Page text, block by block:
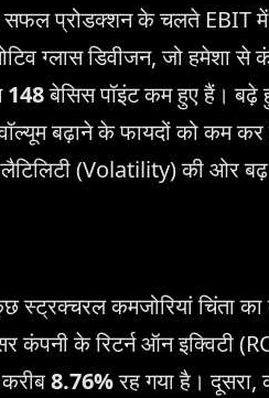
सफल प्रोडक्शन के चलते EBIT में
ग्लास डिवीजन, जो हमेशा से
148बेसिस पॉइंट कम हुए हैं।
बढ़ाने के फायदों को कम
(Volatility) की ओर बढ़
कमजोरियां चिंता का
के रिटर्न ऑन इक्विटी
8.76%रह गया है।